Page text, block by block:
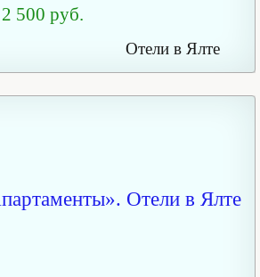
500 руб.
Отели в Ялте